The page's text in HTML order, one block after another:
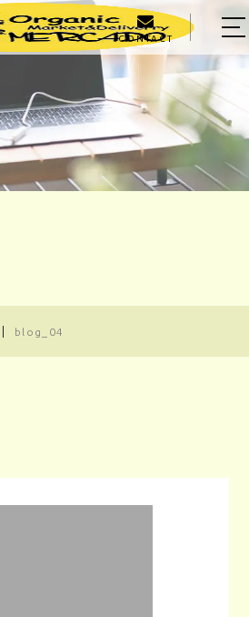
CONTACT
blog_04
HOME
ABOUT US
MENU
PRODUCER
CONTACT